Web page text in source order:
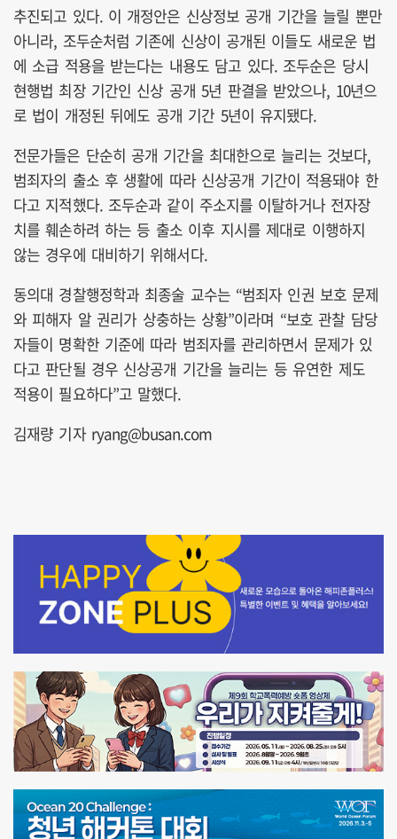
추진되고 있다. 이 개정안은 신상정보 공개 기간을 늘릴 뿐만
아니라, 조두순처럼 기존에 신상이 공개된 이들도 새로운 법
에 소급 적용을 받는다는 내용도 담고 있다. 조두순은 당시
현행법 최장 기간인 신상 공개 5년 판결을 받았으나, 10년으
로 법이 개정된 뒤에도 공개 기간 5년이 유지됐다.
전문가들은 단순히 공개 기간을 최대한으로 늘리는 것보다,
범죄자의 출소 후 생활에 따라 신상공개 기간이 적용돼야 한
다고 지적했다. 조두순과 같이 주소지를 이탈하거나 전자장
치를 훼손하려 하는 등 출소 이후 지시를 제대로 이행하지
않는 경우에 대비하기 위해서다.
동의대 경찰행정학과 최종술 교수는 “범죄자 인권 보호 문제
와 피해자 알 권리가 상충하는 상황”이라며 “보호 관찰 담당
자들이 명확한 기준에 따라 범죄자를 관리하면서 문제가 있
다고 판단될 경우 신상공개 기간을 늘리는 등 유연한 제도
적용이 필요하다”고 말했다.
김재량 기자 ryang@busan.com